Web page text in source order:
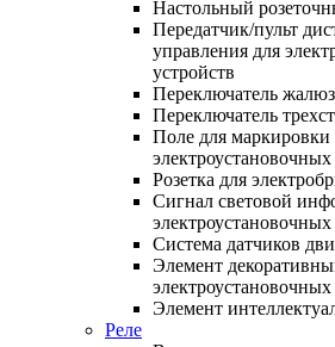
Настольный
Передатчик/пульт
управления для
устройств
Переключатель
Переключатель
Поле для маркировки
электроустановочных
Розетка для
Сигнал световой
электроустановочных
Система датчиков
Элемент
электроустановочных
Элемент
Реле